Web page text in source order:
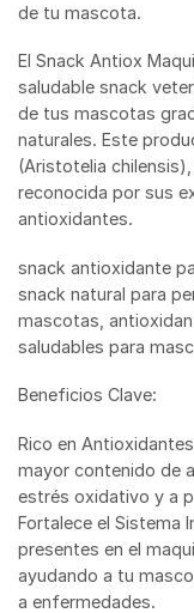
de tu mascota.
El Snack Antiox
saludable snack
de tus mascotas
naturales. Este
(Aristotelia
reconocida por sus
antioxidantes.
snack antioxidante
snack natural para
mascotas,
saludables para
Beneficios Clave:
Rico en
mayor contenido de
estrés oxidativo y a
Fortalece el Sistema
presentes en el
ayudando a tu
a enfermedades.